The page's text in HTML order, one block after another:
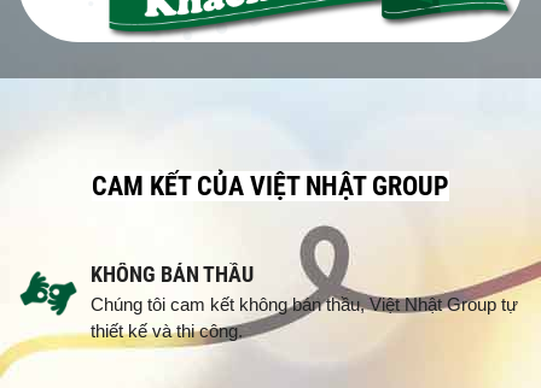
CAM KẾT CỦA VIỆT NHẬT GROUP
KHÔNG BÁN THẦU
Chúng tôi cam kết không bán thầu, Việt Nhật Group tự
thiết kế và thi công.